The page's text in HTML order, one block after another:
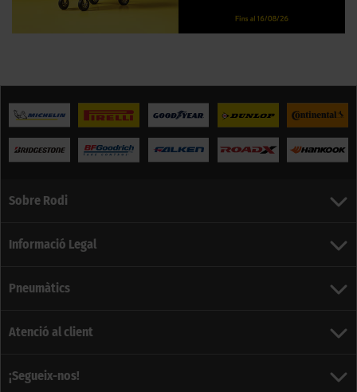
Sobre Rodi
Informació Legal
Pneumàtics
Atenció al client
¡Segueix-nos!